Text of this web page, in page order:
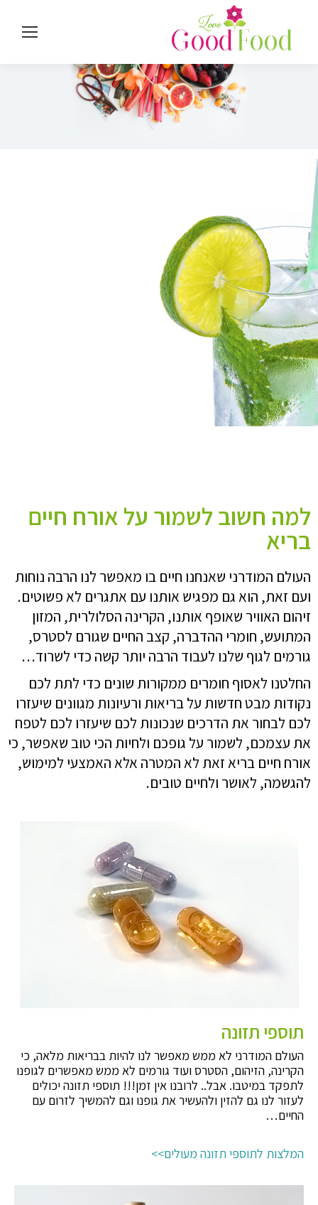
למה חשוב לשמור על אורח חיים
בריא
העולם המודרני שאנחנו חיים בו מאפשר לנו הרבה נוחות
ועם זאת, הוא גם מפגיש אותנו עם אתגרים לא פשוטים.
זיהום האוויר שאופף אותנו, הקרינה הסלולרית, המזון
המתועש, חומרי ההדברה, קצב החיים שגורם לסטרס,
גורמים לגוף שלנו לעבוד הרבה יותר קשה כדי לשרוד…
החלטנו לאסוף חומרים ממקורות שונים כדי לתת לכם
נקודות מבט חדשות על בריאות ורעיונות מגוונים שיעזרו
לכם לבחור את הדרכים שנכונות לכם שיעזרו לכם לטפח
את עצמכם, לשמור על גופכם ולחיות הכי טוב שאפשר, כי
אורח חיים בריא זאת לא המטרה אלא האמצעי למימוש,
להגשמה, לאושר ולחיים טובים.
תוספי תזונה
העולם המודרני לא ממש מאפשר לנו להיות בבריאות מלאה, כי
הקרינה, הזיהום, הסטרס ועוד גורמים לא ממש מאפשרים לגופנו
לתפקד במיטבו. אבל.. לרובנו אין זמן!!! תוספי תזונה יכולים
לעזור לנו גם להזין ולהעשיר את גופנו וגם להמשיך לזרום עם
החיים…
המלצות לתוספי תזונה מעולים>>